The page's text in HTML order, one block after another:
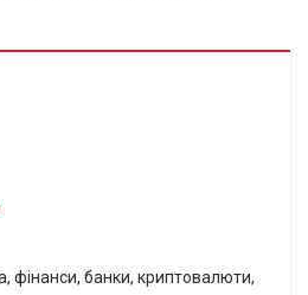
фінанси, банки, криптовалюти,